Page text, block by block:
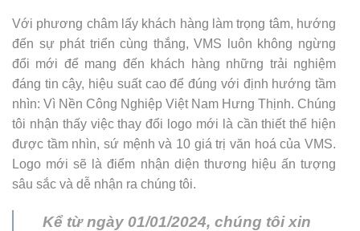
Với phương châm lấy khách hàng làm trọng tâm, hướng
đến sự phát triển cùng thắng, VMS luôn không ngừng
đổi mới để mang đến khách hàng những trải nghiệm
đáng tin cậy, hiệu suất cao để đúng với định hướng tầm
nhìn: Vì Nền Công Nghiệp Việt Nam Hưng Thịnh. Chúng
tôi nhận thấy việc thay đổi logo mới là cần thiết thể hiện
được tầm nhìn, sứ mệnh và 10 giá trị văn hoá của VMS.
Logo mới sẽ là điểm nhận diện thương hiệu ấn tượng
sâu sắc và dễ nhận ra chúng tôi.
Kể từ ngày 01/01/2024, chúng tôi xin